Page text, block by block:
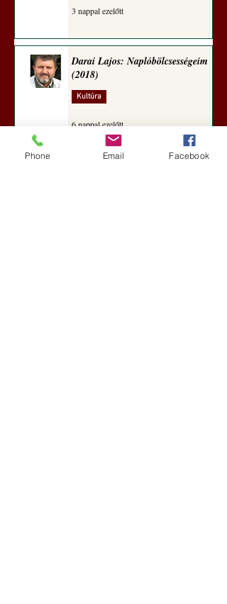
3 nappal ezelőtt
Darai Lajos: Naplóbölcsességeim
(2018)
Kultúra
6 nappal ezelőtt
Phone Email Facebook